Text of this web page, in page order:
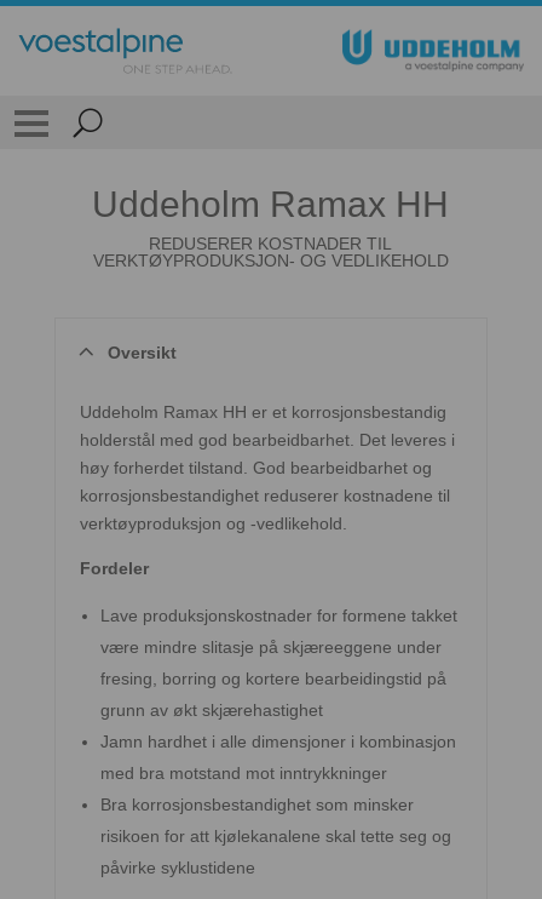
Uddeholm Ramax HH
REDUSERER KOSTNADER TIL
VERKTØYPRODUKSJON- OG VEDLIKEHOLD
Oversikt
Uddeholm Ramax HH er et korrosjonsbestandig
holderstål med god bearbeidbarhet. Det leveres i
høy forherdet tilstand. God bearbeidbarhet og
korrosjonsbestandighet reduserer kostnadene til
verktøyproduksjon og -vedlikehold.
Fordeler
Lave produksjonskostnader for formene takket
være mindre slitasje på skjæreeggene under
fresing, borring og kortere bearbeidingstid på
grunn av økt skjærehastighet
Jamn hardhet i alle dimensjoner i kombinasjon
med bra motstand mot inntrykkninger
Bra korrosjonsbestandighet som minsker
risikoen for att kjølekanalene skal tette seg og
påvirke syklustidene